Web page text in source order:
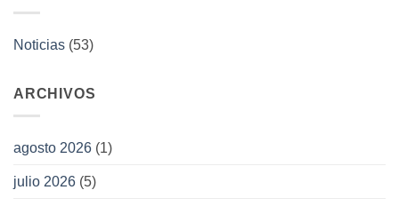
Noticias (53)
ARCHIVOS
agosto 2026 (1)
julio 2026 (5)